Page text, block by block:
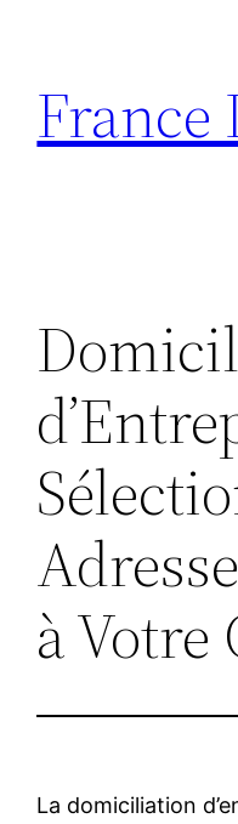
contenu
France
à Votre
La domiciliation